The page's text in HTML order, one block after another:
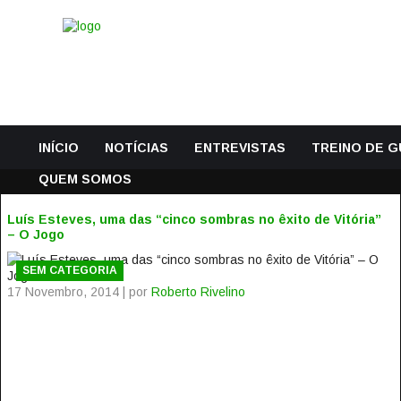
INÍCIO NOTÍCIAS ENTREVISTAS TREINO DE
QUEM SOMOS
Luís Esteves, uma das “cinco sombras no êxito de Vitória”
– O Jogo
17 Novembro, 2014 | por Roberto Rivelino
SEM CATEGORIA